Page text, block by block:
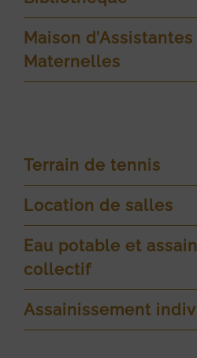
Maison d’Assistantes
Maternelles
Terrain de tennis
Location de salles
Eau potable et
collectif
Assainissement